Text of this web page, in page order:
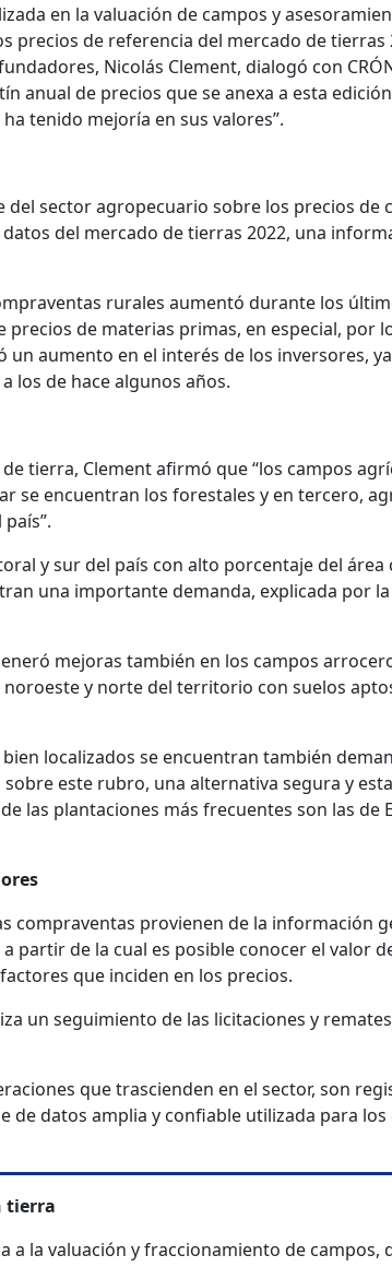
en la valuación de campos y
precios de referencia del mercado de tierras
Nicolás Clement, dialogó con
anual de precios que se anexa a esta
tenido mejoría en sus valores”.
sector agropecuario sobre los precios de
del mercado de tierras 2022, una
rurales aumentó durante los
precios de materias primas, en especial, por
un aumento en el interés de los inversores,
los de hace algunos años.
tierra, Clement afirmó que “los campos
se encuentran los forestales y en tercero,
y sur del país con alto porcentaje del
una importante demanda, explicada por
mejoras también en los campos
noroeste y norte del territorio con suelos
localizados se encuentran también
este rubro, una alternativa segura y
las plantaciones más frecuentes son las de
compraventas provienen de la información
partir de la cual es posible conocer el valor
que inciden en los precios.
un seguimiento de las licitaciones y
que trascienden en el sector, son
de datos amplia y confiable utilizada para
tierra
a la valuación y fraccionamiento de campos,